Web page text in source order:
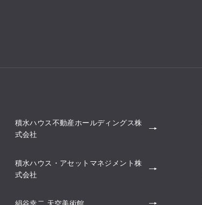
積水ハウス不動産ホールディングス株
式会社
積水ハウス・アセットマネジメント株
式会社